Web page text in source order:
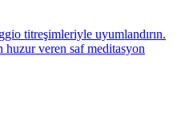
titreşimleriyle uyumlandırın.
huzur veren saf meditasyon